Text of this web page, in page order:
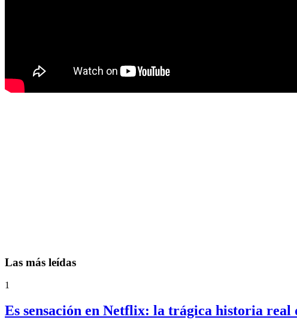
Las más leídas
1
Es sensación en Netflix: la trágica historia real